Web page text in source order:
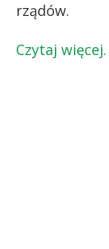
rządów.
Czytaj więcej.